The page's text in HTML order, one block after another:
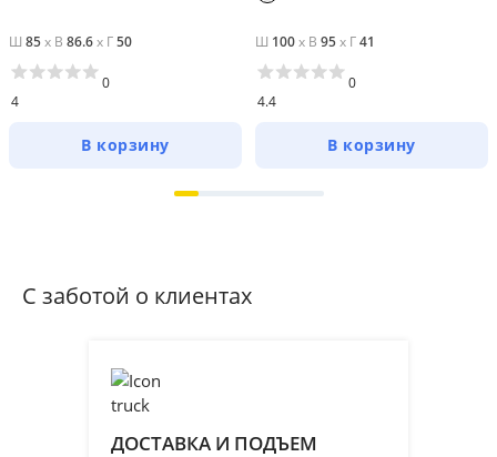
Ш 85x В 86.6x Г50
4
0
В корзину
Ш 100x В 95x Г41
4.4
0
В корзину
С заботой о клиентах
ДОСТАВКА И ПОДЪЕМ